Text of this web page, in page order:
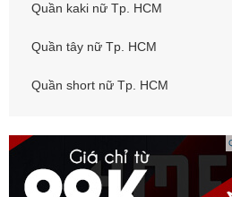
Quần kaki nữ Tp. HCM
Quần tây nữ Tp. HCM
Quần short nữ Tp. HCM